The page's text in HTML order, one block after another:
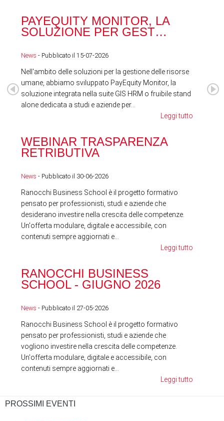
PAYEQUITY MONITOR, LA
SOLUZIONE PER GEST…
News - Pubblicato il 15-07-2026
Nell'ambito delle soluzioni per la gestione delle risorse
umane, abbiamo sviluppato PayEquity Monitor, la
soluzione integrata nella suite GIS HRM o fruibile stand
alone dedicata a studi e aziende per...
Leggi tutto
WEBINAR TRASPARENZA
RETRIBUTIVA
News - Pubblicato il 30-06-2026
Ranocchi Business School è il progetto formativo
pensato per professionisti, studi e aziende che
desiderano investire nella crescita delle competenze.
Un'offerta modulare, digitale e accessibile, con
contenuti sempre aggiornati e...
Leggi tutto
RANOCCHI BUSINESS
SCHOOL - GIUGNO 2026
News - Pubblicato il 27-05-2026
Ranocchi Business School è il progetto formativo
pensato per professionisti, studi e aziende che
vogliono investire nella crescita delle competenze.
Un'offerta modulare, digitale e accessibile, con
contenuti sempre aggiornati e...
Leggi tutto
PROSSIMI EVENTI